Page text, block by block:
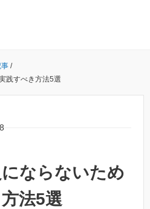
事 /
践すべき方法5選
ならないため
法5選